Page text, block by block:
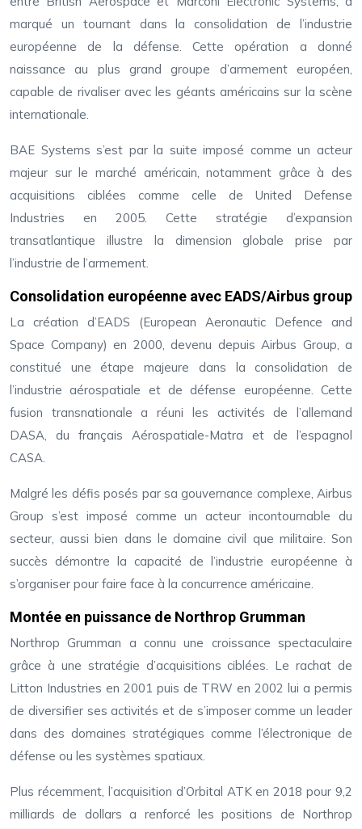
marqué un tournant dans la consolidation de l’industrie
européenne de la défense. Cette opération a donné
naissance au plus grand groupe d’armement européen,
capable de rivaliser avec les géants américains sur la scène
internationale.
BAE Systems s’est par la suite imposé comme un acteur
majeur sur le marché américain, notamment grâce à des
acquisitions ciblées comme celle de United Defense
Industries en 2005. Cette stratégie d’expansion
transatlantique illustre la dimension globale prise par
l’industrie de l’armement.
Consolidation européenne avec EADS/Airbus group
La création d’EADS (European Aeronautic Defence and
Space Company) en 2000, devenu depuis Airbus Group, a
constitué une étape majeure dans la consolidation de
l’industrie aérospatiale et de défense européenne. Cette
fusion transnationale a réuni les activités de l’allemand
DASA, du français Aérospatiale-Matra et de l’espagnol
CASA.
Malgré les défis posés par sa gouvernance complexe, Airbus
Group s’est imposé comme un acteur incontournable du
secteur, aussi bien dans le domaine civil que militaire. Son
succès démontre la capacité de l’industrie européenne à
s’organiser pour faire face à la concurrence américaine.
Montée en puissance de Northrop Grumman
Northrop Grumman a connu une croissance spectaculaire
grâce à une stratégie d’acquisitions ciblées. Le rachat de
Litton Industries en 2001 puis de TRW en 2002 lui a permis
de diversifier ses activités et de s’imposer comme un leader
dans des domaines stratégiques comme l’électronique de
défense ou les systèmes spatiaux.
Plus récemment, l’acquisition d’Orbital ATK en 2018 pour 9,2
milliards de dollars a renforcé les positions de Northrop